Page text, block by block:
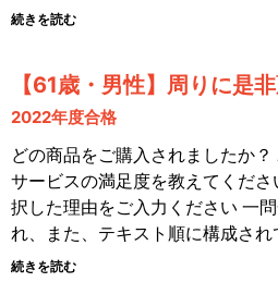
続きを読む
【61歳・男性】周りに是
2022年度合格
どの商品をご購入されましたか
サービスの満足度を教えてくだ
択した理由をご入力ください 一
れ、また、テキスト順に構成され
続きを読む